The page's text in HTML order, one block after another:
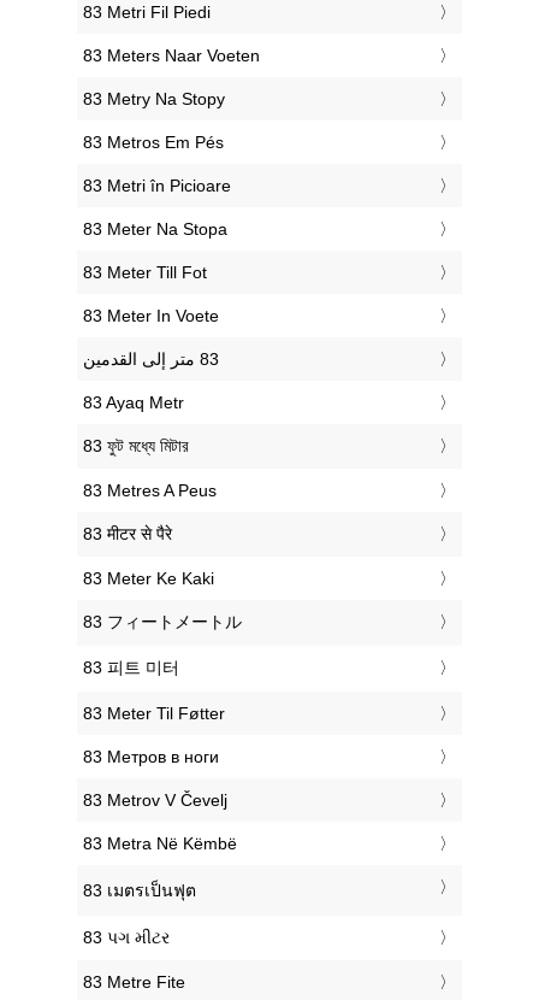
‎83 Metri Fil Piedi
‎83 Meters Naar Voeten
‎83 Metry Na Stopy
‎83 Metros Em Pés
‎83 Metri în Picioare
‎83 Meter Na Stopa
‎83 Meter Till Fot
‎83 Meter In Voete
‎83 Ayaq Metr
‎83 ফুট মধ্যে মিটার
‎83 Metres A Peus
‎83 मीटर से पैरे
‎83 Meter Ke Kaki
‎83 フィートメートル
‎83 피트 미터
‎83 Meter Til Føtter
‎83 Метров в ноги
‎83 Metrov V Čevelj
‎83 Metra Në Këmbë
‎83 เมตรเป็นฟุต
‎83 પગ મીટર
‎83 Metre Fite